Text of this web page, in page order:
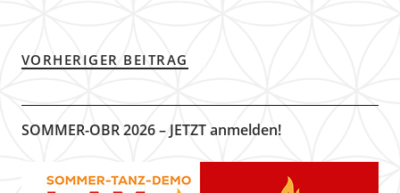
VORHERIGER BEITRAG
SOMMER-OBR 2026 – JETZT anmelden!